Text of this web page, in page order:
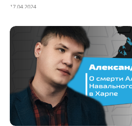
17.04.2024